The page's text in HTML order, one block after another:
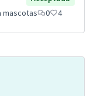
mascotas 0 4